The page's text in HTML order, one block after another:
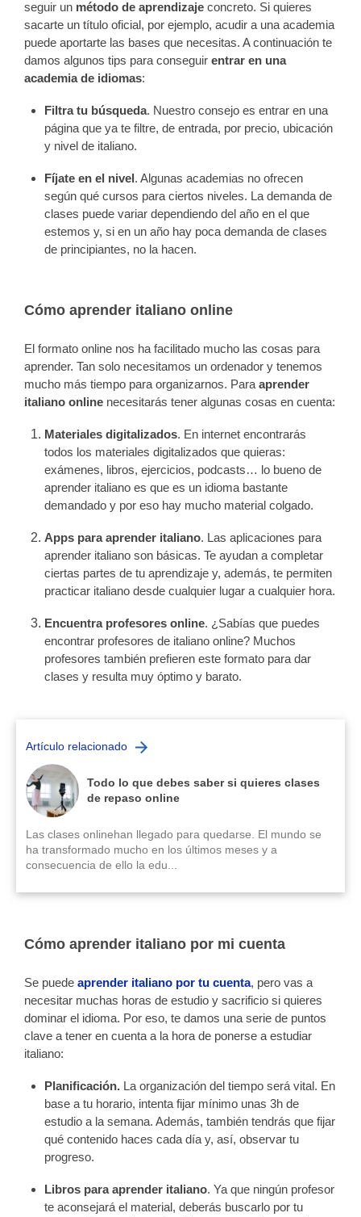
seguir un método de aprendizaje concreto. Si quieres
sacarte un título oficial, por ejemplo, acudir a una academia
puede aportarte las bases que necesitas. A continuación te
damos algunos tips para conseguir entrar en una
academia de idiomas:
Filtra tu búsqueda. Nuestro consejo es entrar en una
página que ya te filtre, de entrada, por precio, ubicación
y nivel de italiano.
Fíjate en el nivel. Algunas academias no ofrecen
según qué cursos para ciertos niveles. La demanda de
clases puede variar dependiendo del año en el que
estemos y, si en un año hay poca demanda de clases
de principiantes, no la hacen.
Cómo aprender italiano online
El formato online nos ha facilitado mucho las cosas para
aprender. Tan solo necesitamos un ordenador y tenemos
mucho más tiempo para organizarnos. Para aprender
italiano online necesitarás tener algunas cosas en cuenta:
Materiales digitalizados. En internet encontrarás
todos los materiales digitalizados que quieras:
exámenes, libros, ejercicios, podcasts… lo bueno de
aprender italiano es que es un idioma bastante
demandado y por eso hay mucho material colgado.
Apps para aprender italiano. Las aplicaciones para
aprender italiano son básicas. Te ayudan a completar
ciertas partes de tu aprendizaje y, además, te permiten
practicar italiano desde cualquier lugar a cualquier hora.
Encuentra profesores online. ¿Sabías que puedes
encontrar profesores de italiano online? Muchos
profesores también prefieren este formato para dar
clases y resulta muy óptimo y barato.
Artículo relacionado
Todo lo que debes saber si quieres clases
de repaso online
Las clases onlinehan llegado para quedarse. El mundo se
ha transformado mucho en los últimos meses y a
consecuencia de ello la edu...
Cómo aprender italiano por mi cuenta
Se puede aprender italiano por tu cuenta, pero vas a
necesitar muchas horas de estudio y sacrificio si quieres
dominar el idioma. Por eso, te damos una serie de puntos
clave a tener en cuenta a la hora de ponerse a estudiar
italiano:
Planificación. La organización del tiempo será vital. En
base a tu horario, intenta fijar mínimo unas 3h de
estudio a la semana. Además, también tendrás que fijar
qué contenido haces cada día y, así, observar tu
progreso.
Libros para aprender italiano. Ya que ningún profesor
te aconsejará el material, deberás buscarlo por tu